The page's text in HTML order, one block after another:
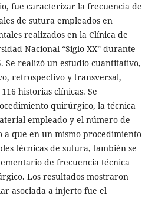
fue caracterizar la frecuencia de
de sutura empleados en
realizados en la Clínica de
Nacional “Siglo XX” durante
Se realizó un estudio cuantitativo,
retrospectivo y transversal,
historias clínicas. Se
quirúrgico, la técnica
empleado y el número de
a que en un mismo procedimiento
técnicas de sutura, también se
de frecuencia técnica
Los resultados mostraron
asociada a injerto fue el